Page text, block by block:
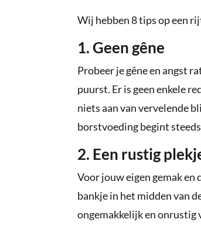
Wij hebben 8 tips op een
1. Geen gêne
Probeer je gêne en angst
puurst. Er is geen enkele
niets aan van vervelende
borstvoeding begint
2. Een rustig
Voor jouw eigen gemak en
bankje in het midden van
ongemakkelijk en onrustig